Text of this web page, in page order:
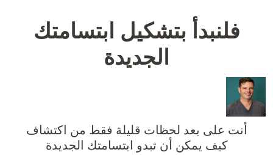
فلنبدأ بتشكيل ابتسامتك
الجديدة
أنت على بعد لحظات قليلة فقط من اكتشاف
كيف يمكن أن تبدو ابتسامتك الجديدة